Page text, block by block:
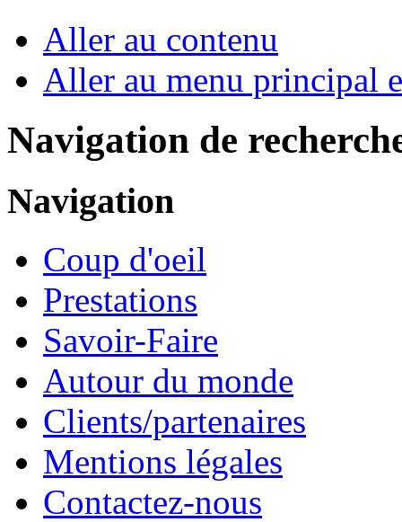
Aller au contenu
Aller au menu principal
Navigation de
Navigation
Coup d'oeil
Prestations
Savoir-Faire
Autour du monde
Clients/partenaires
Mentions légales
Contactez-nous